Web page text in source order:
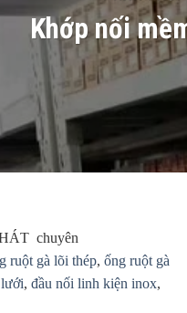
Khớp nối
chuyên
ruột gà lõi thép, ống ruột gà
, đầu nối linh kiện inox,